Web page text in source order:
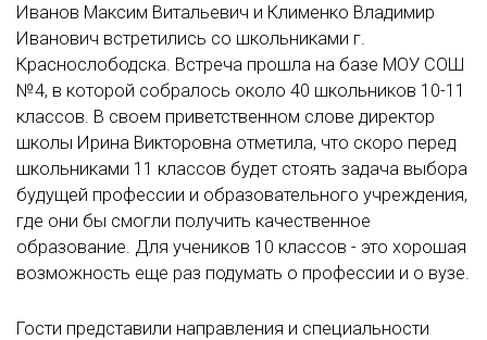
Иванов Максим Витальевич и Клименко Владимир
Иванович встретились со школьниками г.
Краснослободска. Встреча прошла на базе МОУ СОШ
№4, в которой собралось около 40 школьников 10-11
классов. В своем приветственном слове директор
школы Ирина Викторовна отметила, что скоро перед
школьниками 11 классов будет стоять задача выбора
будущей профессии и образовательного учреждения,
где они бы смогли получить качественное
образование. Для учеников 10 классов - это хорошая
возможность еще раз подумать о профессии и о вузе.
Гости представили направления и специальности